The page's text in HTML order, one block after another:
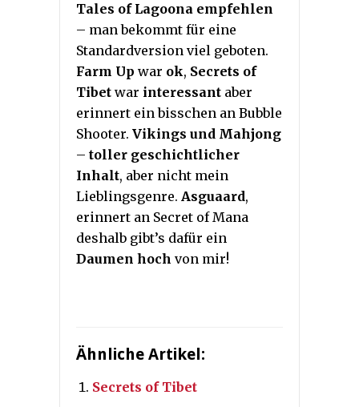
Tales of Lagoona empfehlen
– man bekommt für eine
Standardversion viel geboten.
Farm Up war ok, Secrets of
Tibet war interessant aber
erinnert ein bisschen an Bubble
Shooter. Vikings und Mahjong
– toller geschichtlicher
Inhalt, aber nicht mein
Lieblingsgenre. Asguaard,
erinnert an Secret of Mana
deshalb gibt’s dafür ein
Daumen hoch von mir!
Ähnliche Artikel:
Secrets of Tibet